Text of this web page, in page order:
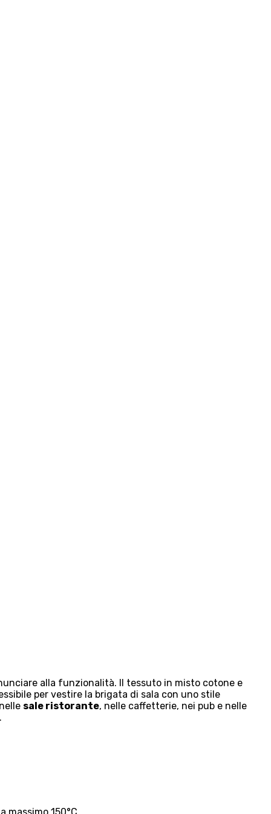
alla funzionalità. Il tessuto in misto cotone e
per vestire la brigata di sala con uno stile
sale ristorante, nelle caffetterie, nei pub e nelle